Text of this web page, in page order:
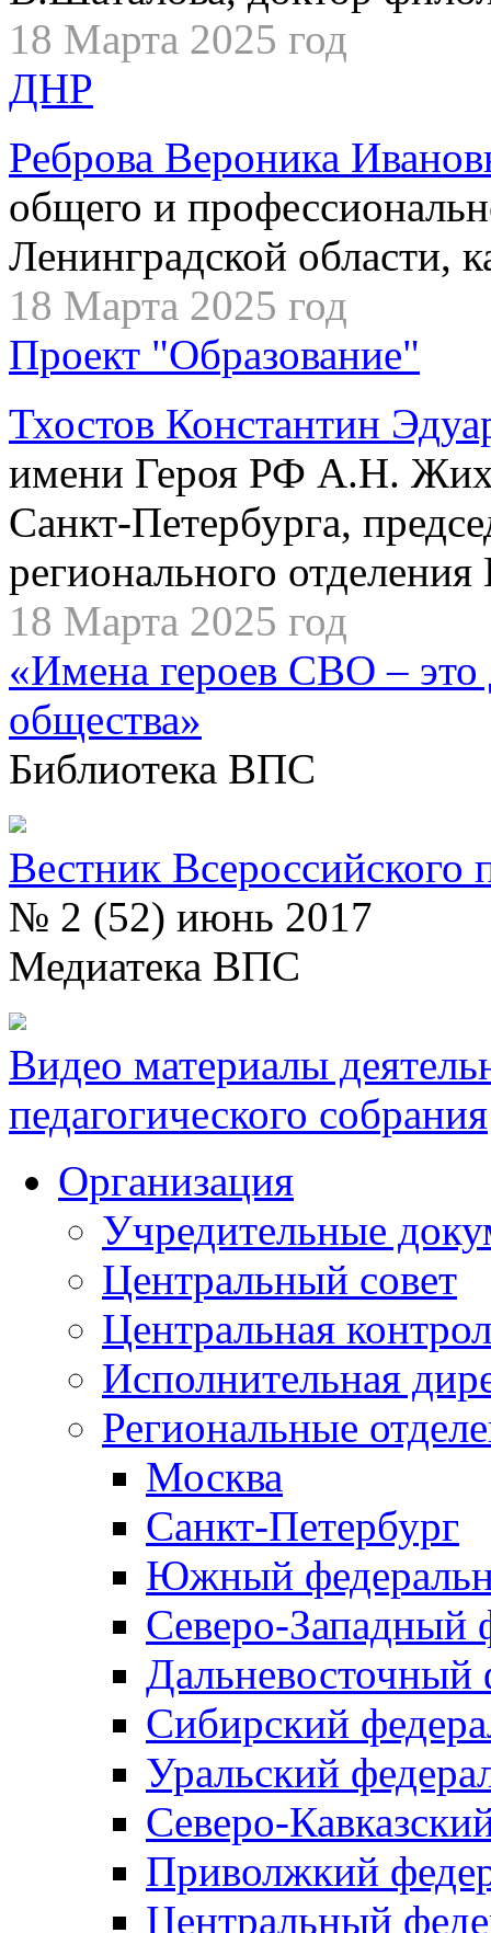
18 Марта 2025 год
ДНР
Реброва Вероника
общего и
Ленинградской области,
18 Марта 2025 год
Проект "Образование"
Тхостов Константин
имени Героя РФ А.Н.
Санкт-Петербурга,
регионального
18 Марта 2025 год
«Имена героев СВО – это
общества»
Библиотека ВПС
Вестник Всероссийского
№ 2 (52) июнь 2017
Медиатека ВПС
Видео материалы
педагогического собрания
Организация
Учредительные
Центральный совет
Центральная
Исполнительная
Региональные
Москва
Санкт-Петербург
Южный
Северо-Западный
Дальневосточный
Сибирский
Уральский
Северо-
Приволжкий
Центральный